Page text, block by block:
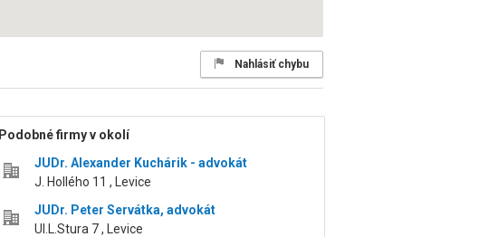
Nahlásiť chybu
Podobné firmy v okolí
JUDr. Alexander Kuchárik - advokát
J. Hollého 11 , Levice
JUDr. Peter Servátka, advokát
Ul.L.Stura 7 , Levice